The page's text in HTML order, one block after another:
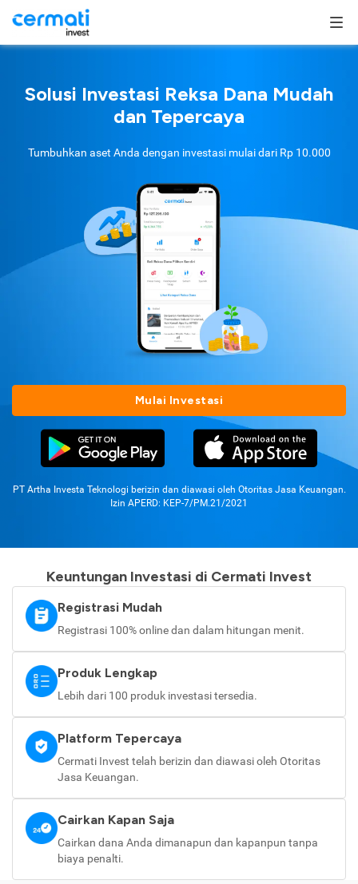
Solusi Investasi Reksa Dana Mudah
dan Tepercaya
Tumbuhkan aset Anda dengan investasi mulai dari Rp 10.000
Mulai Investasi
PT Artha Investa Teknologi berizin dan diawasi oleh Otoritas Jasa Keuangan.
Izin APERD: KEP-7/PM.21/2021
Keuntungan Investasi di Cermati Invest
Registrasi Mudah
Registrasi 100% online dan dalam hitungan menit.
Produk Lengkap
Lebih dari 100 produk investasi tersedia.
Platform Tepercaya
Cermati Invest telah berizin dan diawasi oleh Otoritas
Jasa Keuangan.
Cairkan Kapan Saja
Cairkan dana Anda dimanapun dan kapanpun tanpa
biaya penalti.